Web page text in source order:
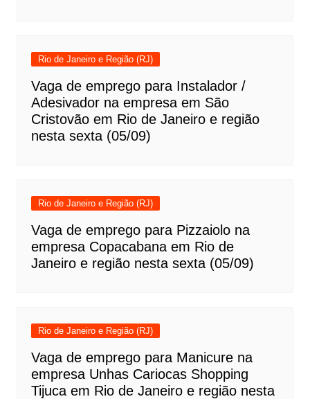
Rio de Janeiro e Região (RJ)
Vaga de emprego para Instalador /
Adesivador na empresa em São
Cristovão em Rio de Janeiro e região
nesta sexta (05/09)
Rio de Janeiro e Região (RJ)
Vaga de emprego para Pizzaiolo na
empresa Copacabana em Rio de
Janeiro e região nesta sexta (05/09)
Rio de Janeiro e Região (RJ)
Vaga de emprego para Manicure na
empresa Unhas Cariocas Shopping
Tijuca em Rio de Janeiro e região nesta